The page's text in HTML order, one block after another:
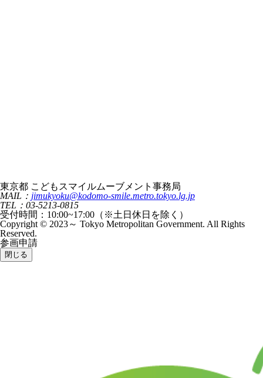
東京都 こどもスマイルムーブメント事務局
MAIL： jimukyoku@kodomo-smile.metro.tokyo.lg.jp
TEL：03-5213-0815
受付時間：10:00~17:00（※土日休日を除く）
Copyright © 2023～ Tokyo Metropolitan Government. All Rights
Reserved.
参画申請
閉じる